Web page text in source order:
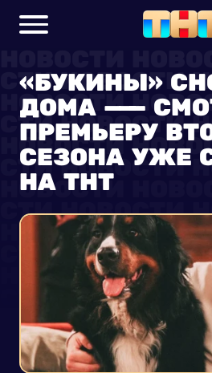
«БУКИНЫ»
ДОМА —
ПРЕМЬЕРУ
СЕЗОНА УЖЕ
НА ТНТ